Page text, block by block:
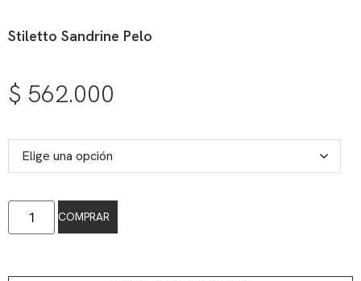
Stiletto Sandrine Pelo
$ 562.000
COMPRAR